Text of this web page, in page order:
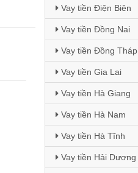
Vay tiền Điện Biên
Vay tiền Đồng Nai
Vay tiền Đồng Tháp
Vay tiền Gia Lai
Vay tiền Hà Giang
Vay tiền Hà Nam
Vay tiền Hà Tĩnh
Vay tiền Hải Dương